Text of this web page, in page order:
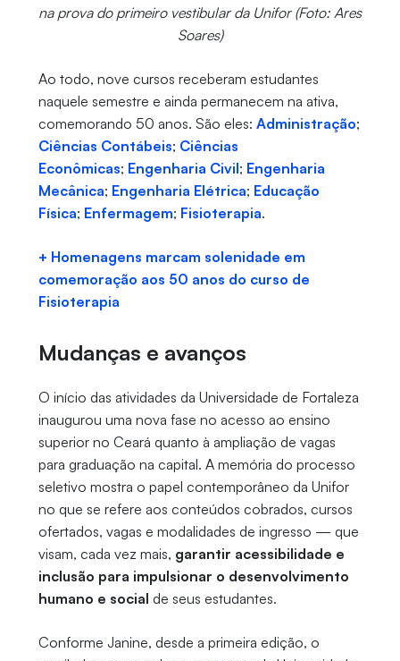
na prova do primeiro vestibular da Unifor (Foto: Ares
Soares)
Ao todo, nove cursos receberam estudantes
naquele semestre e ainda permanecem na ativa,
comemorando 50 anos. São eles: Administração;
Ciências Contábeis; Ciências
Econômicas; Engenharia Civil; Engenharia
Mecânica; Engenharia Elétrica; Educação
Física; Enfermagem; Fisioterapia.
+ Homenagens marcam solenidade em
comemoração aos 50 anos do curso de
Fisioterapia
Mudanças e avanços
O início das atividades da Universidade de Fortaleza
inaugurou uma nova fase no acesso ao ensino
superior no Ceará quanto à ampliação de vagas
para graduação na capital. A memória do processo
seletivo mostra o papel contemporâneo da Unifor
no que se refere aos conteúdos cobrados, cursos
ofertados, vagas e modalidades de ingresso — que
visam, cada vez mais, garantir acessibilidade e
inclusão para impulsionar o desenvolvimento
humano e social de seus estudantes.
Conforme Janine, desde a primeira edição, o